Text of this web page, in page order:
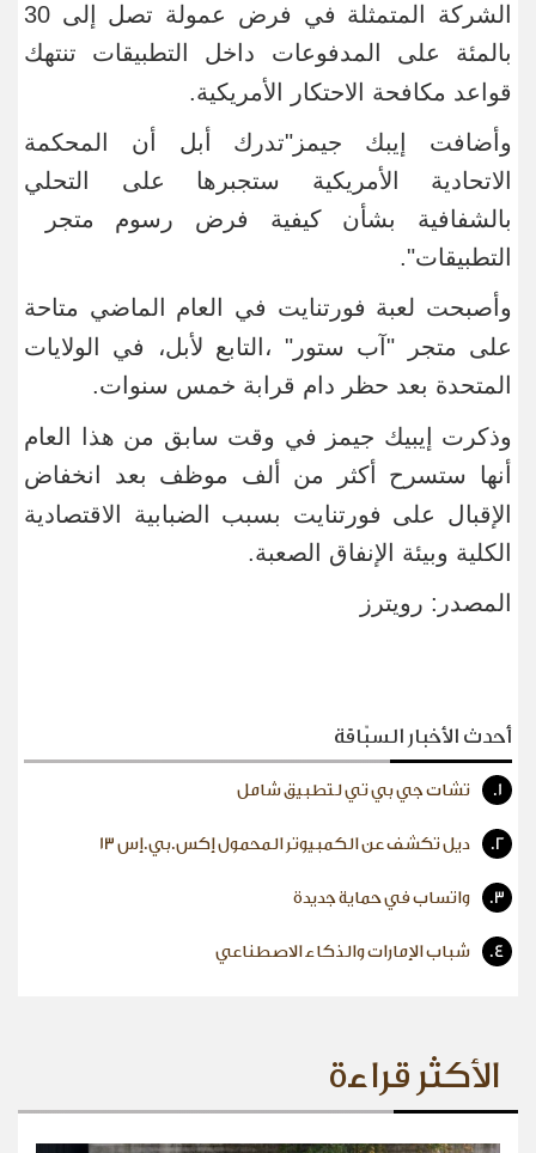
الشركة المتمثلة في ​فرض عمولة تصل إلى 30
بالمئة على المدفوعات ‌داخل
التطبيقات تنتهك
قواعد مكافحة الاحتكار الأمريكية.
وأضافت إيبك جيمز"تدرك أبل أن المحكمة
الاتحادية الأمريكية ستجبرها على التحلي
بالشفافية بشأن كيفية فرض ​رسوم متجر ​
التطبيقات".
وأصبحت لعبة فورتنايت في العام الماضي متاحة
على متجر "آب ستور" ،التابع لأبل، في ​الولايات
المتحدة بعد حظر دام ​قرابة خمس سنوات.
وذكرت إيبيك جيمز في وقت سابق من هذا العام
أنها ستسرح أكثر من
ألف ​موظف بعد انخفاض
الإقبال ​على فورتنايت بسبب الضبابية الاقتصادية
الكلية وبيئة الإنفاق الصعبة.
المصدر: رويترز
أحدث الأخبار السبّاقة
1. تشات جي بي تي لتطبيق شامل
2. ديل تكشف عن الكمبيوتر المحمول إكس.بي.إس 13
3. واتساب في حماية جديدة
4. شباب الإمارات والذكاء الاصطناعي
الأكثر قراءة